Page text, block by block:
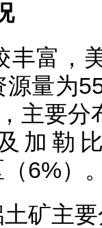
丰富，
量为
主要
加勒
（6%）
矿主